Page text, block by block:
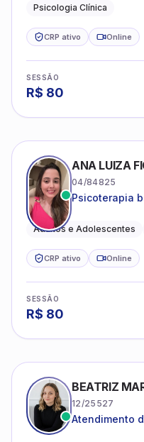
Psicologia Clínica
CRP ativo Online
SESSÃO
R$ 80
ANA LUIZA
04/84825
Psicoterapia
Adultos e Adolescentes
CRP ativo Online
SESSÃO
R$ 80
BEATRIZ
12/25527
Atendimento